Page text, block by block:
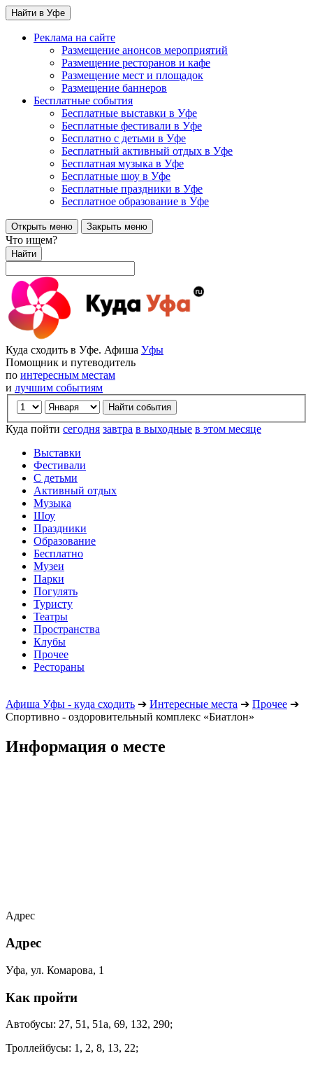
Найти в Уфе
Реклама на сайте
Размещение анонсов мероприятий
Размещение ресторанов и кафе
Размещение мест и площадок
Размещение баннеров
Бесплатные события
Бесплатные выставки в Уфе
Бесплатные фестивали в Уфе
Бесплатно с детьми в Уфе
Бесплатный активный отдых в Уфе
Бесплатная музыка в Уфе
Бесплатные шоу в Уфе
Бесплатные праздники в Уфе
Бесплатное образование в Уфе
Открыть меню Закрыть меню
Что ищем?
Найти
Куда сходить в Уфе. Афиша Уфы
Помощник и путеводитель
по интересным местам
и лучшим событиям
Куда пойти сегодня завтра в выходные в этом месяце
Выставки
Фестивали
С детьми
Активный отдых
Музыка
Шоу
Праздники
Образование
Бесплатно
Музеи
Парки
Погулять
Туристу
Театры
Пространства
Клубы
Прочее
Рестораны
Афиша Уфы - куда сходить ➔ Интересные места ➔ Прочее ➔
Спортивно - оздоровительный комплекс «Биатлон»
Информация о месте
Адрес
Адрес
Уфа, ул. Комарова, 1
Как пройти
Автобусы: 27, 51, 51а, 69, 132, 290;
Троллейбусы: 1, 2, 8, 13, 22;